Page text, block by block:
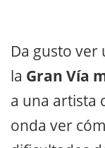
Da gusto
la Gran Vía
a una artista
onda ver